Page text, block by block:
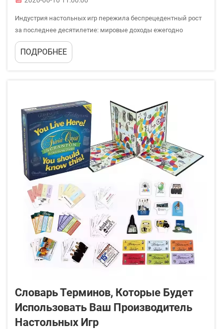
Индустрия настольных игр пережила беспрецедентный рост
за последнее десятилетие: мировые доходы ежегодно
составляют миллиарды долларов. За каждым успешным
настольным игровым продуктом стоят профессиональные
ПОДРОБНЕЕ
Словарь Терминов, Которые Будет
Использовать Ваш Производитель
Настольных Игр